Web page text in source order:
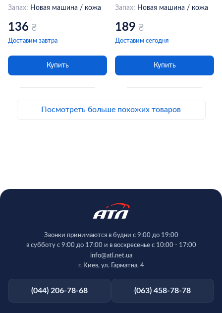
Запах: Новая машина / кожа
136 ₴
Доставим завтра
Купить
Запах: Новая машина / кожа
189 ₴
Доставим сегодня
Купить
Посмотреть больше похожих товаров
(044) 206-78-68 (063) 458-78-78
Звонки принимаются в будни с 9:00 до 19:00
в субботу с 9:00 до 17:00 и в воскресенье с 10:00 - 17:00
info@atl.net.ua
г. Киев, ул. Гарматна, 4